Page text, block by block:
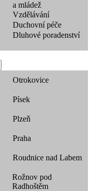
a mládež
Vzdělávání
Duchovní péče
Dluhové poradenství
Otrokovice
Písek
Plzeň
Praha
Roudnice nad Labem
Rožnov pod
Radhoštěm